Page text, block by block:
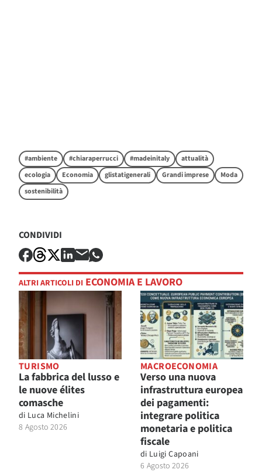
#ambiente #chiaraperrucci #madeinitaly
attualità
ecologia
Economia glistatigenerali Grandi imprese
Moda
sostenibilità
CONDIVIDI
ALTRI ARTICOLI DI ECONOMIA E LAVORO
TURISMO
La fabbrica del lusso e
le nuove élites
comasche
di Luca Michelini
8 Agosto 2026
MACROECONOMIA
Verso una nuova
infrastruttura europea
dei pagamenti:
integrare politica
monetaria e politica
fiscale
di Luigi Capoani
6 Agosto 2026